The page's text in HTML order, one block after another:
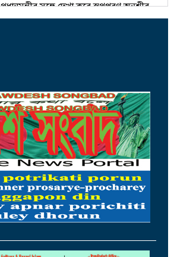
প্রধানমন্ত্রীর সঙ্গে দেখা করে স্বপ্নপূরণ অনুশ্রীর,
মিলল হারমোনিয়াম উপহার
ওমানের সঙ্গে চুক্তি হলেও এখনই খুলছে না
হরমুজ, ঘোষণা ইরানের
আগস্টের প্রথম ৫ দিনে রেমিট্যান্স এলো ৬০
কোটি ২০ লাখ ডলার
থাইল্যান্ডের সঙ্গে কূটনৈতিক অচলাবস্থা ভাঙলো